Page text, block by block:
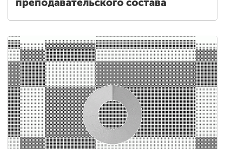
преподавательского состава